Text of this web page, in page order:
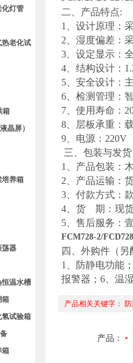
化灯管
老化试
箱
晶屏）
培养箱
荡器
恒温水槽
箱
试验箱
箱
二、产品特点:
1、设计原理：
2、湿度偏差：
3、设定显示：
4、结构设计：
5、安全设计：
6、检测管理：
7、使用寿命：
8、层板承重：
9 、电源：220V
三、包装与发货
1、产品包装：
2、产品运输：
3、付款方式：
4、货 期：现货
5、售后服务：
FCM728-2/
四、外购件（另
1、防静电功能
报警器；6、温
产品相关关键字：
产品：